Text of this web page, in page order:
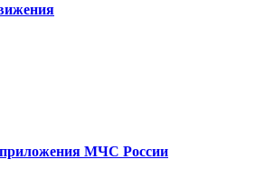
МЧС России